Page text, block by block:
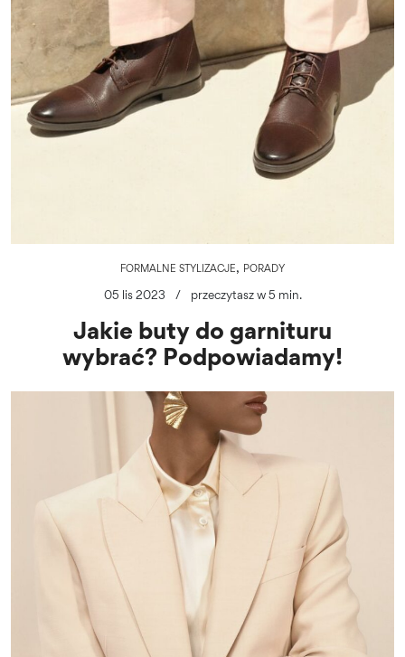
FORMALNE STYLIZACJE, PORADY
05 lis 2023 / przeczytasz w 5 min.
Jakie buty do garnituru
wybrać? Podpowiadamy!